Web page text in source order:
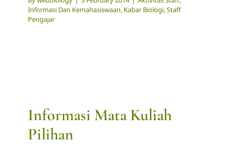
Informasi Dan Kemahasiswaan, Kabar Biologi,Staff
Pengajar
Informasi Mata Kuliah
Pilihan